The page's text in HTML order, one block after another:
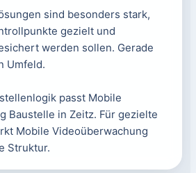
sind besonders stark,
gezielt und
werden sollen. Gerade
Umfeld.
passt Mobile
Baustelle in Zeitz. Für gezielte
Mobile Videoüberwachung
Struktur.